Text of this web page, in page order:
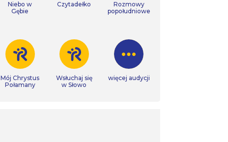
Niebo w
Gębie
Czytadełko
Rozmowy
popołudniowe
Mój Chrystus
Połamany
Wsłuchaj się
w Słowo
więcej audycji